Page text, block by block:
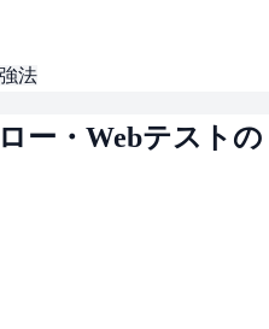
法
ー・Webテストの